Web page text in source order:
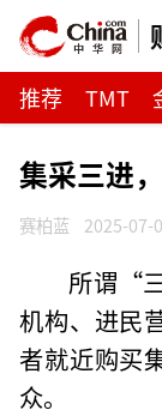
推荐 TMT
集采三进
赛柏蓝 2025-07-
所谓“
机构、进民
者就近购买
众。